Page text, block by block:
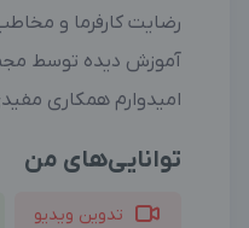
رضایت کارفرما و
آموزش دیده توسط
امیدوارم همکاری
توانایی‌های من
تدوین ویدیو